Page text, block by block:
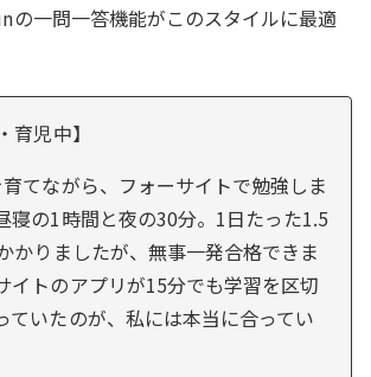
の一問一答機能がこのスタイルに最適
育児中】
育てながら、フォーサイトで勉強しま
寝の1時間と夜の30分。1日たった1.5
かりましたが、無事一発合格できま
イトのアプリが15分でも学習を区切
ていたのが、私には本当に合ってい